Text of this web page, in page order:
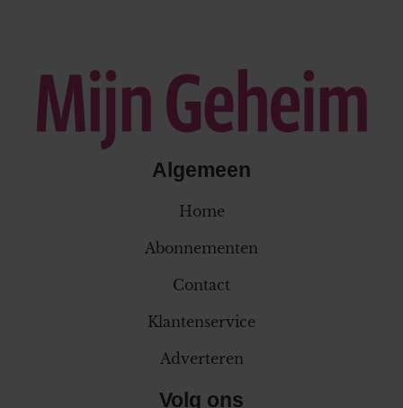
Algemeen
Home
Abonnementen
Contact
Klantenservice
Adverteren
Volg ons